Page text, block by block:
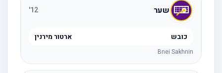
שער 12
'
כובש ארטור מירנין
Bnei Sakhnin